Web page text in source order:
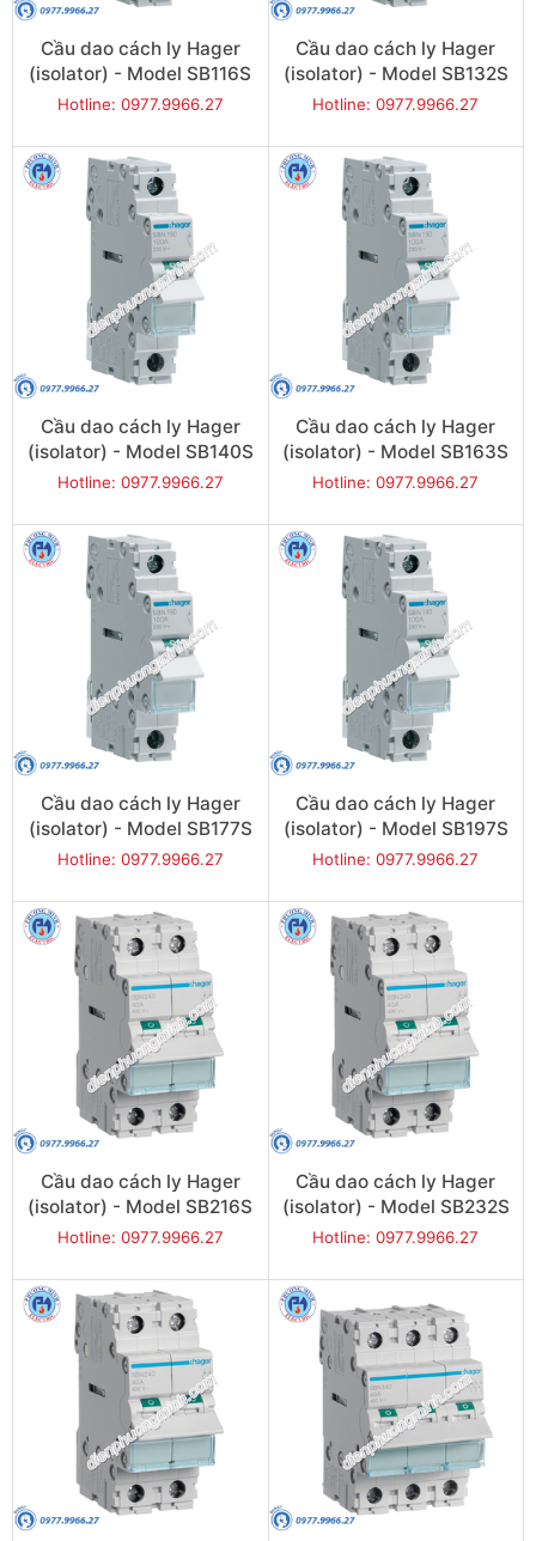
Cầu dao cách ly Hager
(isolator) - Model SB116S
Hotline: 0977.9966.27
Cầu dao cách ly Hager
(isolator) - Model SB132S
Hotline: 0977.9966.27
Cầu dao cách ly Hager
(isolator) - Model SB140S
Hotline: 0977.9966.27
Cầu dao cách ly Hager
(isolator) - Model SB163S
Hotline: 0977.9966.27
Cầu dao cách ly Hager
(isolator) - Model SB177S
Hotline: 0977.9966.27
Cầu dao cách ly Hager
(isolator) - Model SB197S
Hotline: 0977.9966.27
Cầu dao cách ly Hager
(isolator) - Model SB216S
Hotline: 0977.9966.27
Cầu dao cách ly Hager
(isolator) - Model SB232S
Hotline: 0977.9966.27